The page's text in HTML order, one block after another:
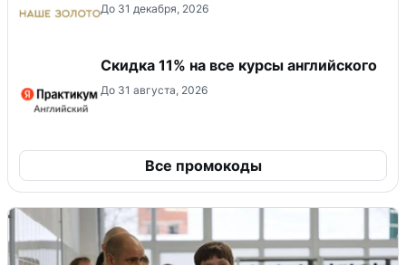
До 31 декабря, 2026
Скидка 11% на все курсы английского
До 31 августа, 2026
Все промокоды